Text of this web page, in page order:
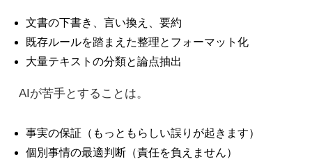
文書の下書き、言い換え、要約
既存ルールを踏まえた整理とフォーマット化
大量テキストの分類と論点抽出
AIが苦手とすることは。
事実の保証（もっともらしい誤りが起きます）
個別事情の最適判断（責任を負えません）